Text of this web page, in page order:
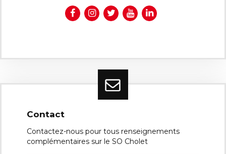
Contact
Contactez-nous pour tous renseignements
complémentaires sur le SO Cholet